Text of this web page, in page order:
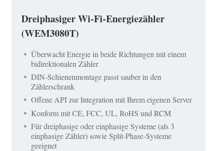
Dreiphasiger Wi-Fi-Energiezähler
(WEM3080T)
Überwacht Energie in beide Richtungen mit einem
bidirektionalen Zähler
DIN-Schienenmontage passt sauber in den
Zählerschrank
Offene API zur Integration mit Ihrem eigenen Server
Konform mit CE, FCC, UL, RoHS und RCM
Für dreiphasige oder einphasige Systeme (als 3
einphasige Zähler) sowie Split-Phase-Systeme
geeignet